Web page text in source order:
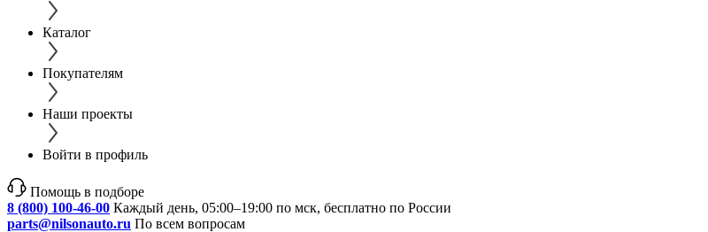
Каталог
Покупателям
Наши проекты
Войти в профиль
Помощь в подборе
8 (800) 100-46-00 Каждый день, 05:00–19:00 по мск, бесплатно по России
parts@nilsonauto.ru По всем вопросам